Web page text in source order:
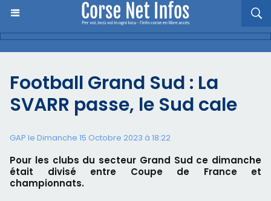
Football Grand Sud : La
SVARR passe, le Sud cale
GAP le Dimanche 15 Octobre 2023 à 18:22
Pour les clubs du secteur Grand Sud ce dimanche
était divisé entre Coupe de France et
championnats.